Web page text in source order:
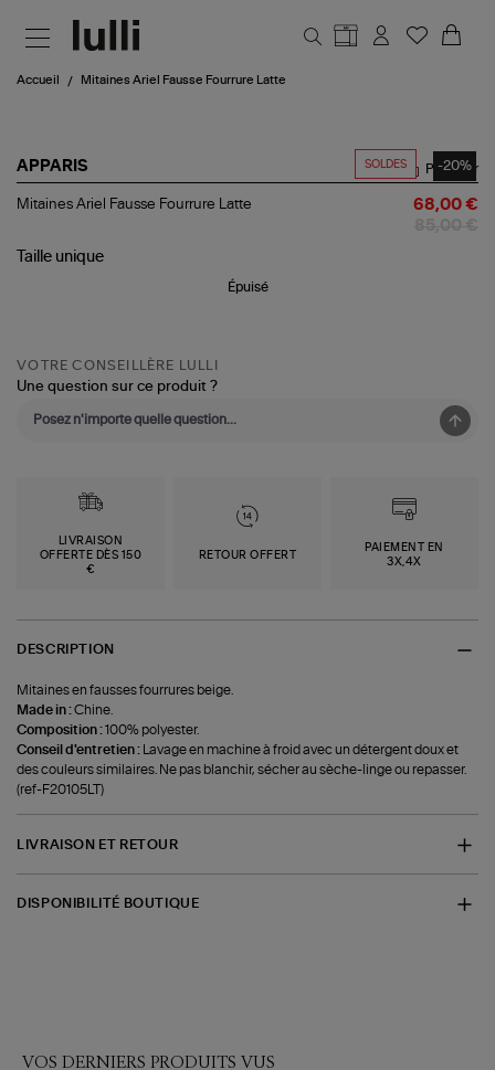
Accueil Mitaines Ariel Fausse Fourrure Latte
SOLDES -20%
APPARIS
Mitaines
Fourrure
Partager
Mitaines Ariel Fausse Fourrure Latte 68,00 €
Taille unique
Épuisé
VOTRE CONSEILLÈRE LULLI
Une question sur ce produit ?
LIVRAISON
OFFERTE DÈS 150
€
RETOUR OFFERT
PAIEMENT EN
3X,4X
DESCRIPTION
Mitaines en fausses fourrures beige.
Made in :Chine.
Composition :100% polyester.
Conseil d'entretien :
Lavage en machine à froid avec un détergent doux et
des couleurs similaires. Ne pas blanchir, sécher au sèche-linge ou repasser.
(ref-F20105LT)
LIVRAISON ET RETOUR
DISPONIBILITÉ BOUTIQUE
VOS DERNIERS PRODUITS VUS